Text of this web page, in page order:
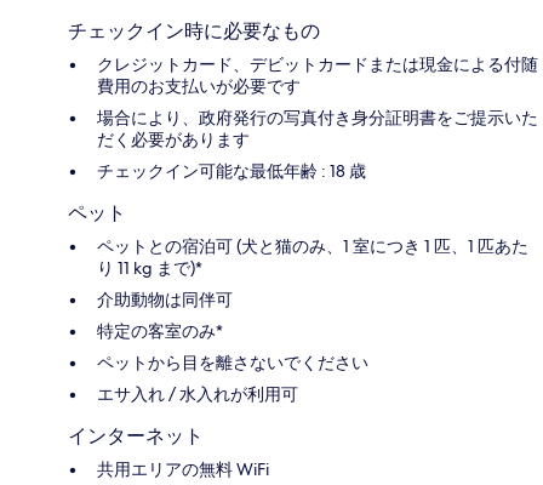
チェックイン時に必要なもの
クレジットカード、デビットカードまたは現金による付随
費用のお支払いが必要です
場合により、政府発行の写真付き身分証明書をご提示いた
だく必要があります
チェックイン可能な最低年齢 : 18 歳
ペット
ペットとの宿泊可 (犬と猫のみ、1 室につき 1 匹、1 匹あた
り 11 kg まで)*
介助動物は同伴可
特定の客室のみ*
ペットから目を離さないでください
エサ入れ / 水入れが利用可
インターネット
共用エリアの無料 WiFi